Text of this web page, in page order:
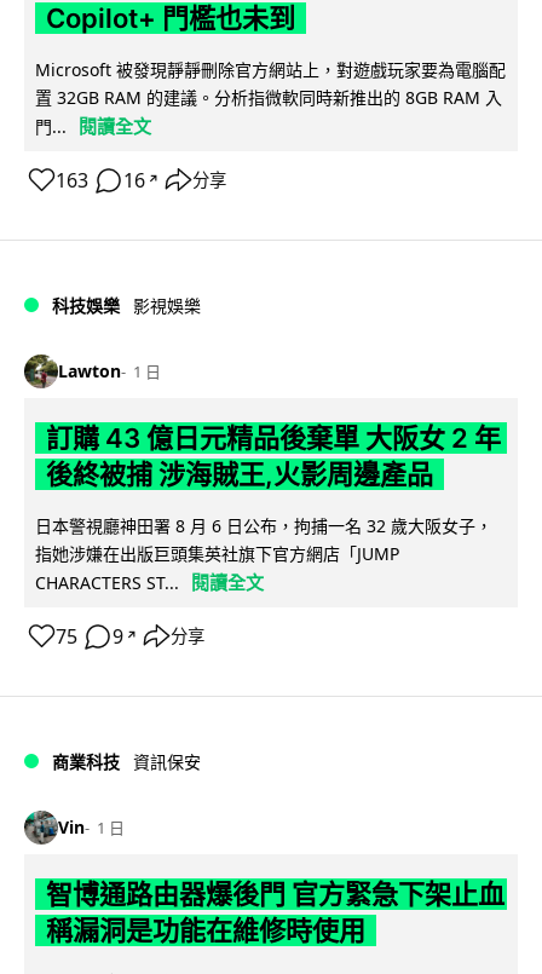
Copilot+ 門檻也未到
Microsoft 被發現靜靜刪除官方網站上，對遊戲玩家要為電腦配
置 32GB RAM 的建議。分析指微軟同時新推出的 8GB RAM 入
門...
閱讀全文
163 16 ↗ 分享
科技娛樂 影視娛樂
Lawton 1 日
訂購 43 億日元精品後棄單 大阪女 2 年
後終被捕 涉海賊王,火影周邊產品
日本警視廳神田署 8 月 6 日公布，拘捕一名 32 歲大阪女子，
指她涉嫌在出版巨頭集英社旗下官方網店「JUMP
CHARACTERS ST...
閱讀全文
75 9 ↗ 分享
商業科技 資訊保安
Vin 1 日
智博通路由器爆後門 官方緊急下架止血
稱漏洞是功能在維修時使用